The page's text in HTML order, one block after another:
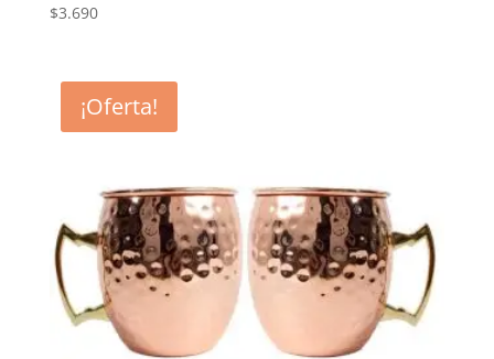
$3.690
¡Oferta!